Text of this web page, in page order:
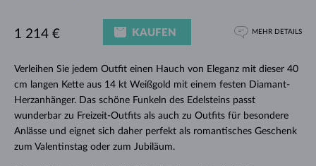
Verleihen Sie jedem Outfit einen Hauch von Eleganz mit dieser 40
cm langen Kette aus 14 kt Weißgold mit einem festen Diamant-
Herzanhänger. Das schöne Funkeln des Edelsteins passt
wunderbar zu Freizeit-Outfits als auch zu Outfits für besondere
Anlässe und eignet sich daher perfekt als romantisches Geschenk
zum Valentinstag oder zum Jubiläum.
1 214 € KAUFEN MEHR DETAILS